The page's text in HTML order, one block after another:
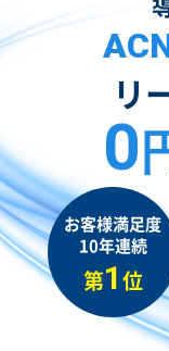
リ
0
お客様満足度
10年連続
第1位